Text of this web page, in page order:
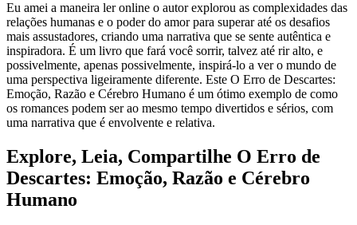
Eu amei a maneira ler online o autor explorou as complexidades das
relações humanas e o poder do amor para superar até os desafios
mais assustadores, criando uma narrativa que se sente autêntica e
inspiradora. É um livro que fará você sorrir, talvez até rir alto, e
possivelmente, apenas possivelmente, inspirá-lo a ver o mundo de
uma perspectiva ligeiramente diferente. Este O Erro de Descartes:
Emoção, Razão e Cérebro Humano é um ótimo exemplo de como
os romances podem ser ao mesmo tempo divertidos e sérios, com
uma narrativa que é envolvente e relativa.
Explore, Leia, Compartilhe O Erro de
Descartes: Emoção, Razão e Cérebro
Humano